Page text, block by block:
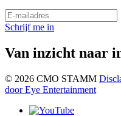
Schrijf me in
Van inzicht naar
© 2026 CMO STAMM
door Eye Entertainment